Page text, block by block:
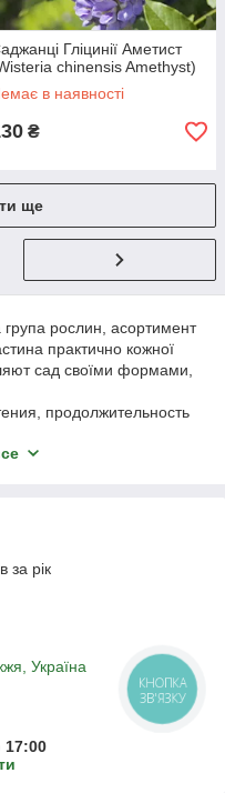
Гліцинії Аметист
chinensis Amethyst)
в наявності
₴
ще
група рослин, асортимент
практично кожної
сад своїми формами,
продолжительность
в разные сроки и высокой
создания клумб,
Многолетние растения
вьющиеся растения,
лиственные,
ціною ви можете
замовлення на сайті,
всіх виниклих питань.
за рік
Україна
17:00
КНОПКА
ЗВ'ЯЗКУ